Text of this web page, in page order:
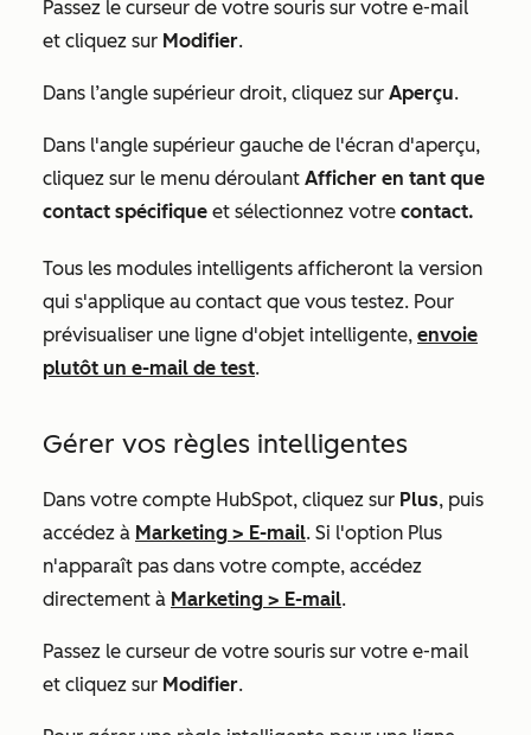
Passez le curseur de votre souris sur votre e-mail
et cliquez sur Modifier.
Dans l’angle supérieur droit, cliquez sur Aperçu.
Dans l'angle supérieur gauche de l'écran d'aperçu,
cliquez sur le menu déroulant Afficher en tant que
contact spécifique et sélectionnez votre contact.
Tous les modules intelligents afficheront la version
qui s'applique au contact que vous testez. Pour
prévisualiser une ligne d'objet intelligente, envoie
plutôt un e-mail de test.
Gérer vos règles intelligentes
Dans votre compte HubSpot, cliquez sur Plus, puis
accédez à Marketing > E-mail. Si l'option Plus
n'apparaît pas dans votre compte, accédez
directement à Marketing > E-mail.
Passez le curseur de votre souris sur votre e-mail
et cliquez sur Modifier.